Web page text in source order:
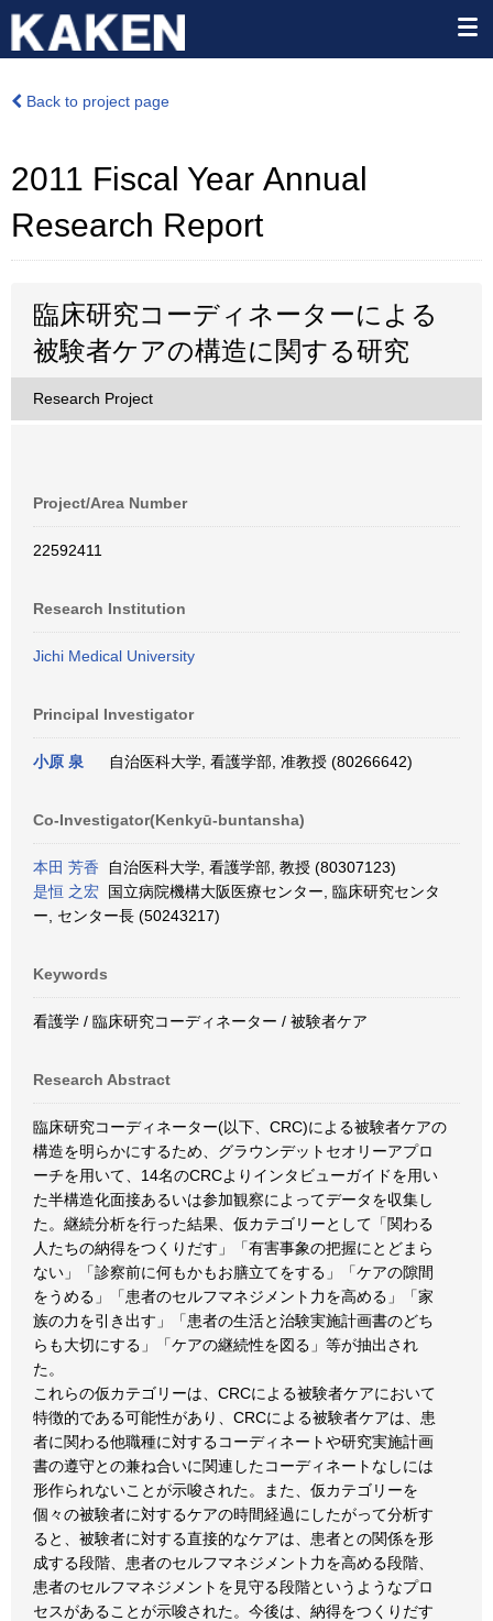
Back to project page
2011 Fiscal Year Annual
Research Report
臨床研究コーディネーターによる
被験者ケアの構造に関する研究
Research Project
Project/Area Number
22592411
Research Institution
Jichi Medical University
Principal Investigator
小原 泉 自治医科大学, 看護学部, 准教授 (80266642)
Co-Investigator(Kenkyū-buntansha)
本田 芳香 自治医科大学, 看護学部, 教授 (80307123)
是恒 之宏 国立病院機構大阪医療センター, 臨床研究センタ
ー, センター長 (50243217)
Keywords
看護学 / 臨床研究コーディネーター / 被験者ケア
Research Abstract
臨床研究コーディネーター(以下、CRC)による被験者ケアの
構造を明らかにするため、グラウンデットセオリーアプロ
ーチを用いて、14名のCRCよりインタビューガイドを用い
た半構造化面接あるいは参加観察によってデータを収集し
た。継続分析を行った結果、仮カテゴリーとして「関わる
人たちの納得をつくりだす」「有害事象の把握にとどまら
ない」「診察前に何もかもお膳立てをする」「ケアの隙間
をうめる」「患者のセルフマネジメント力を高める」「家
族の力を引き出す」「患者の生活と治験実施計画書のどち
らも大切にする」「ケアの継続性を図る」等が抽出され
た。
これらの仮カテゴリーは、CRCによる被験者ケアにおいて
特徴的である可能性があり、CRCによる被験者ケアは、患
者に関わる他職種に対するコーディネートや研究実施計画
書の遵守との兼ね合いに関連したコーディネートなしには
形作られないことが示唆された。また、仮カテゴリーを
個々の被験者に対するケアの時間経過にしたがって分析す
ると、被験者に対する直接的なケアは、患者との関係を形
成する段階、患者のセルフマネジメント力を高める段階、
患者のセルフマネジメントを見守る段階というようなプロ
セスがあることが示唆された。今後は、納得をつくりだす